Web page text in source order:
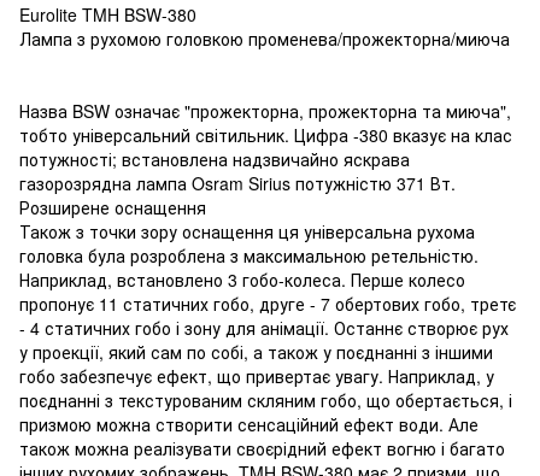
Eurolite TMH BSW-380
Лампа з рухомою головкою променева/прожекторна/миюча
Назва BSW означає "прожекторна, прожекторна та миюча",
тобто універсальний світильник. Цифра -380 вказує на клас
потужності; встановлена надзвичайно яскрава
газорозрядна лампа Osram Sirius потужністю 371 Вт.
Розширене оснащення
Також з точки зору оснащення ця універсальна рухома
головка була розроблена з максимальною ретельністю.
Наприклад, встановлено 3 гобо-колеса. Перше колесо
пропонує 11 статичних гобо, друге - 7 обертових гобо, третє
- 4 статичних гобо і зону для анімації. Останнє створює рух
у проекції, який сам по собі, а також у поєднанні з іншими
гобо забезпечує ефект, що привертає увагу. Наприклад, у
поєднанні з текстурованим скляним гобо, що обертається, і
призмою можна створити сенсаційний ефект води. Але
також можна реалізувати своєрідний ефект вогню і багато